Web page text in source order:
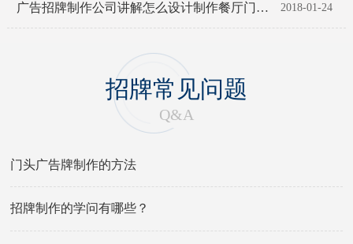
2018-01-24
广告招牌制作公司讲解怎么设计制作餐厅门头招牌
招牌常见问题
Q&A
门头广告牌制作的方法
招牌制作的学问有哪些？